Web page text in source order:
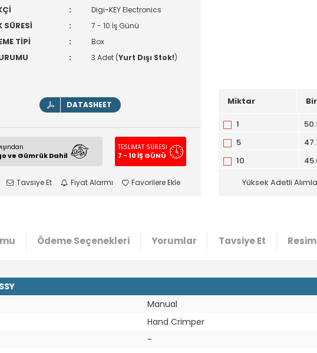
: Digi-KEY Electronics
SÜRESİ : 7 - 10 İş Günü
TİPİ : Box
: 3 Adet (Yurt Dışı Stok!)
DATASHEET
ve Gümrük Dahil
TESLİMAT SÜRESİ
7 - 10 İŞ GÜNÜ
Tavsiye Et Fiyat Alarmı Favorilere Ekle
Miktar
1
5
10
Yüksek Adetli
Ödeme Seçenekleri Yorumlar Tavsiye Et
Manual
Hand Crimper
-